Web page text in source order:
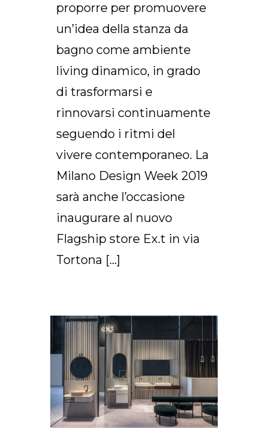
proporre per promuovere
un’idea della stanza da
bagno come ambiente
living dinamico, in grado
di trasformarsi e
rinnovarsi continuamente
seguendo i ritmi del
vivere contemporaneo. La
Milano Design Week 2019
sarà anche l’occasione
inaugurare al nuovo
Flagship store Ex.t in via
Tortona […]